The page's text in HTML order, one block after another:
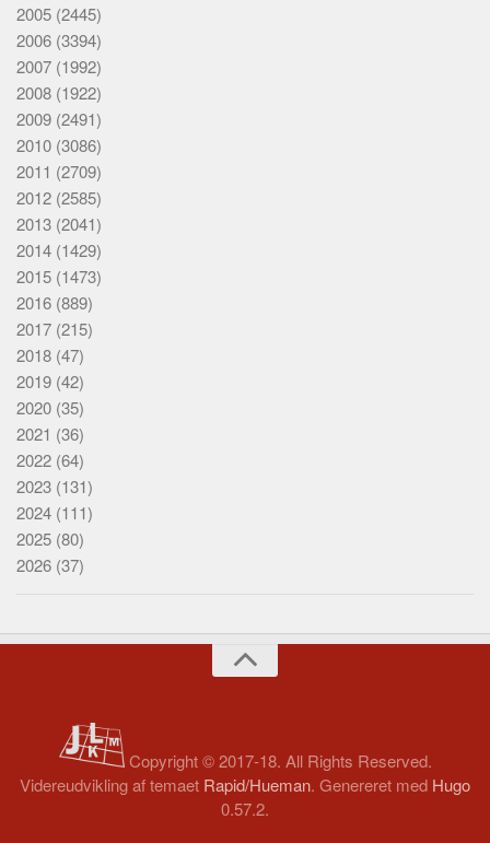
2005 (2445)
2006 (3394)
2007 (1992)
2008 (1922)
2009 (2491)
2010 (3086)
2011 (2709)
2012 (2585)
2013 (2041)
2014 (1429)
2015 (1473)
2016 (889)
2017 (215)
2018 (47)
2019 (42)
2020 (35)
2021 (36)
2022 (64)
2023 (131)
2024 (111)
2025 (80)
2026 (37)
Copyright © 2017-18. All Rights Reserved.
Videreudvikling af temaet Rapid/Hueman. Genereret med Hugo
0.57.2.